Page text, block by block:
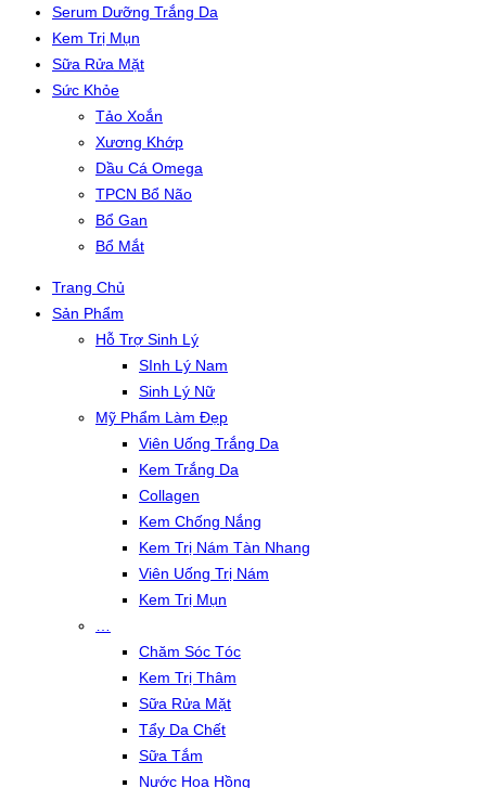
Serum Dưỡng Trắng Da
Kem Trị Mụn
Sữa Rửa Mặt
Sức Khỏe
Tảo Xoắn
Xương Khớp
Dầu Cá Omega
TPCN Bổ Não
Bổ Gan
Bổ Mắt
Trang Chủ
Sản Phẩm
Hỗ Trợ Sinh Lý
SInh Lý Nam
Sinh Lý Nữ
Mỹ Phẩm Làm Đẹp
Viên Uống Trắng Da
Kem Trắng Da
Collagen
Kem Chống Nắng
Kem Trị Nám Tàn Nhang
Viên Uống Trị Nám
Kem Trị Mụn
Chăm Sóc Tóc
Kem Trị Thâm
Sữa Rửa Mặt
Tẩy Da Chết
Sữa Tắm
Nước Hoa Hồng